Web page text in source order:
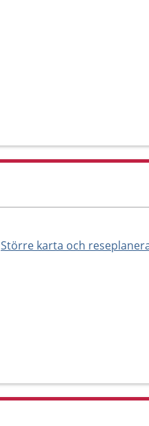
Större karta och